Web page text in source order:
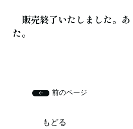
販売終了いたしました。
た。
前のページ
もどる